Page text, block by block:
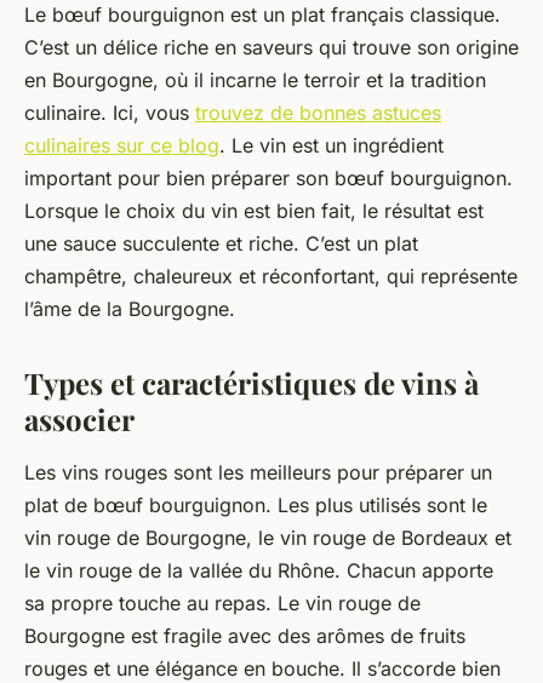
Le bœuf bourguignon est un plat français classique.
C’est un délice riche en saveurs qui trouve son origine
en Bourgogne, où il incarne le terroir et la tradition
culinaire. Ici, vous trouvez de bonnes astuces
culinaires sur ce blog. Le vin est un ingrédient
important pour bien préparer son bœuf bourguignon.
Lorsque le choix du vin est bien fait, le résultat est
une sauce succulente et riche. C’est un plat
champêtre, chaleureux et réconfortant, qui représente
l’âme de la Bourgogne.
Types et caractéristiques de vins à
associer
Les vins rouges sont les meilleurs pour préparer un
plat de bœuf bourguignon. Les plus utilisés sont le
vin rouge de Bourgogne, le vin rouge de Bordeaux et
le vin rouge de la vallée du Rhône. Chacun apporte
sa propre touche au repas. Le vin rouge de
Bourgogne est fragile avec des arômes de fruits
rouges et une élégance en bouche. Il s’accorde bien